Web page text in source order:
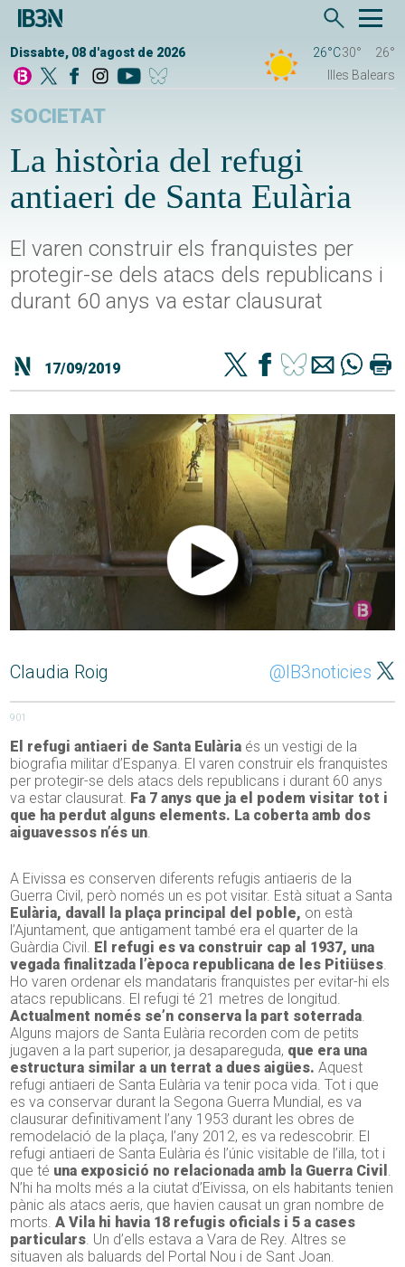
Dissabte, 08 d'agost de 2026 26°C30°
26°
Illes Balears
SOCIETAT
La història del refugi
antiaeri de Santa Eulària
El varen construir els franquistes per
protegir-se dels atacs dels republicans i
durant 60 anys va estar clausurat
17/09/2019
Claudia Roig @IB3noticies
901
El refugi antiaeri de Santa Eulària és un vestigi de la
biografia militar d’Espanya. El varen construir els franquistes
per protegir-se dels atacs dels republicans i durant 60 anys
va estar clausurat. Fa 7 anys que ja el podem visitar tot i
que ha perdut alguns elements. La coberta amb dos
aiguavessos n’és un.
A Eivissa es conserven diferents refugis antiaeris de la
Guerra Civil, però només un es pot visitar. Està situat a Santa
Eulària, davall la plaça principal del poble, on està
l’Ajuntament, que antigament també era el quarter de la
Guàrdia Civil. El refugi es va construir cap al 1937, una
vegada finalitzada l’època republicana de les Pitiüses.
Ho varen ordenar els mandataris franquistes per evitar-hi els
atacs republicans. El refugi té 21 metres de longitud.
Actualment només se’n conserva la part soterrada.
Alguns majors de Santa Eulària recorden com de petits
jugaven a la part superior, ja desapareguda, que era una
estructura similar a un terrat a dues aigües.Aquest
refugi antiaeri de Santa Eulària va tenir poca vida. Tot i que
es va conservar durant la Segona Guerra Mundial, es va
clausurar definitivament l’any 1953 durant les obres de
remodelació de la plaça, l’any 2012, es va redescobrir. El
refugi antiaeri de Santa Eulària és l’únic visitable de l’illa, tot i
que té una exposició no relacionada amb la Guerra Civil .
N’hi ha molts més a la ciutat d’Eivissa, on els habitants tenien
pànic als atacs aeris, que havien causat un gran nombre de
morts.A Vila hi havia 18 refugis oficials i 5 a cases
particulars. Un d’ells estava a Vara de Rey. Altres se
situaven als baluards del Portal Nou i de Sant Joan.